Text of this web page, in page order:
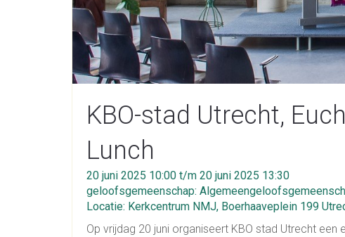
KBO-stad Utrecht,
Lunch
20 juni 2025 10:00 t/m 20 juni 2025 13:30
geloofsgemeenschap:
Locatie: Kerkcentrum NMJ, Boerhaaveplein 199
Op vrijdag 20 juni organiseert KBO stad Utrecht